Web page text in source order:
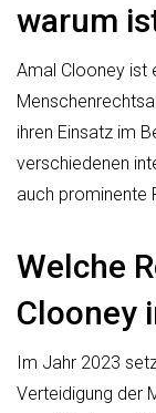
warum
Amal Clooney ist
ihren Einsatz im
verschiedenen
auch prominente
Welche
Clooney
Im Jahr 2023
Verteidigung der